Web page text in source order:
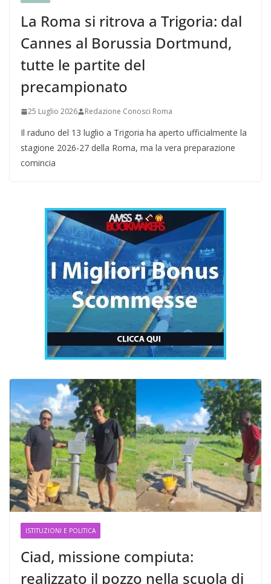
La Roma si ritrova a Trigoria: dal
Cannes al Borussia Dortmund,
tutte le partite del
precampionato
25 Luglio 2026 Redazione Conosci Roma
Il raduno del 13 luglio a Trigoria ha aperto ufficialmente la
stagione 2026-27 della Roma, ma la vera preparazione
comincia
ISTITUZIONI E POLITICA
Ciad, missione compiuta:
realizzato il pozzo nella scuola di